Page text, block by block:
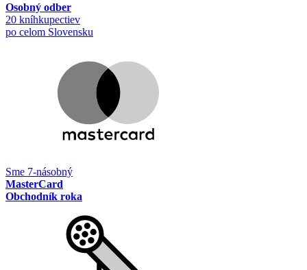
Osobný odber
20 kníhkupectiev
po celom Slovensku
Sme 7-násobný
MasterCard
Obchodník roka